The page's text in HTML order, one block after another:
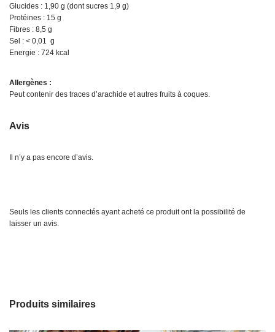
Glucides : 1,90 g (dont sucres 1,9 g)
Protéines : 15 g
Fibres : 8,5 g
Sel : < 0,01 g
Energie : 724 kcal
Allergènes :
Peut contenir des traces d’arachide et autres fruits à coques.
Avis
Il n’y a pas encore d’avis.
Seuls les clients connectés ayant acheté ce produit ont la possibilité de
laisser un avis.
Produits similaires